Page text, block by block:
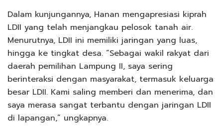
Dalam kunjungannya, Hanan mengapresiasi kiprah
LDII yang telah menjangkau pelosok tanah air.
Menurutnya, LDII ini memiliki jaringan yang luas,
hingga ke tingkat desa. “Sebagai wakil rakyat dari
daerah pemilihan Lampung II, saya sering
berinteraksi dengan masyarakat, termasuk keluarga
besar LDII. Kami saling memberi dan menerima, dan
saya merasa sangat terbantu dengan jaringan LDII
di lapangan,” ungkapnya.